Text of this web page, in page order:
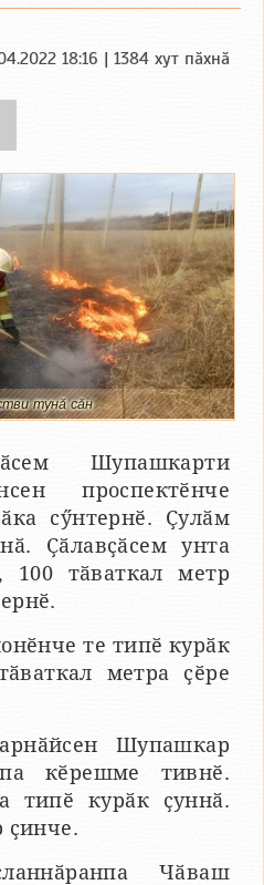
18:16 | 1384 хут пӑхнӑ
тунӑ сӑн
Шупашкарти
проспектӗнче
сӳнтернӗ. Ҫулӑм
Ҫӑлавҫӑсем унта
100 тӑваткал метр
те типӗ курӑк
метра ҫӗре
Шупашкар
кӗрешме тивнӗ.
типӗ курӑк ҫуннӑ.
ҫинче.
Чӑваш